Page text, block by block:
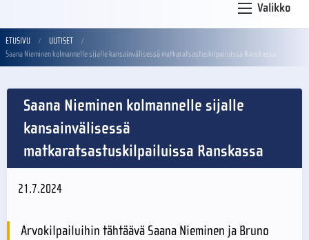
Valikko
ETUSIVU
UUTISET
Saana Nieminen kolmannelle sijalle kansainvälisessä matkaratsastuskilpailuissa Ranskassa
Saana Nieminen kolmannelle sijalle
kansainvälisessä
matkaratsastuskilpailuissa Ranskassa
21.7.2024
Arvokilpailuihin tähtäävä Saana Nieminen ja Bruno